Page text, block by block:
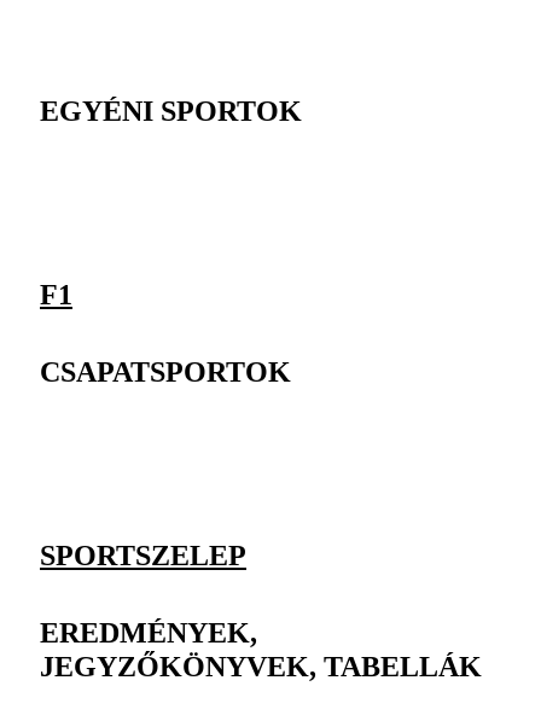
EGYÉNI SPORTOK
F1
CSAPATSPORTOK
SPORTSZELEP
EREDMÉNYEK,
JEGYZŐKÖNYVEK, TABELLÁK